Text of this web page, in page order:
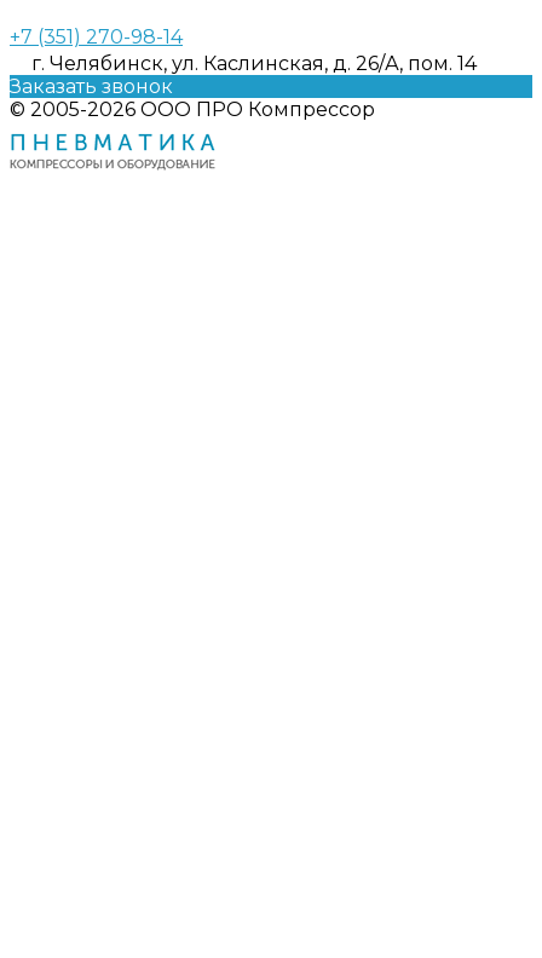
+7 (351) 270-98-14
г. Челябинск, ул. Каслинская, д. 26/А, пом. 14
Заказать звонок
© 2005-2026 ООО ПРО Компрессор